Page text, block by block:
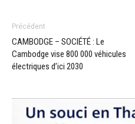
Précédent
CAMBODGE – SOCIÉTÉ : Le
Cambodge vise 800 000 véhicules
électriques d’ici 2030